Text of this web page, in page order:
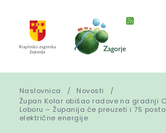
Naslovnica
Novosti
Župan Kolar obišao radove na gradnji
Loboru – Županija će preuzeti i 75
električne energije